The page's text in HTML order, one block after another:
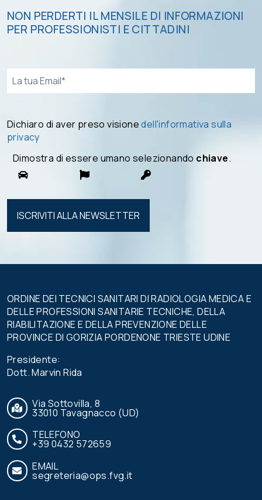
NON PERDERTI IL MENSILE DI INFORMAZIONI
PER PROFESSIONISTI E CITTADINI
Email*
Dichiaro di aver preso visionedell'informativa sulla
privacy
Dimostra di essere umano selezionando chiave.
Si prega di
lasciare
ORDINE DEI TECNICI SANITARI DI RADIOLOGIA MEDICA E
DELLE PROFESSIONI SANITARIE TECNICHE, DELLA
RIABILITAZIONE E DELLA PREVENZIONE DELLE
PROVINCE DI GORIZIA PORDENONE TRIESTE UDINE
Presidente:
Dott. Marvin Rida
Via Sottovilla, 8
33010 Tavagnacco (UD)
TELEFONO
+39 0432 572659
EMAIL
segreteria@ops.fvg.it